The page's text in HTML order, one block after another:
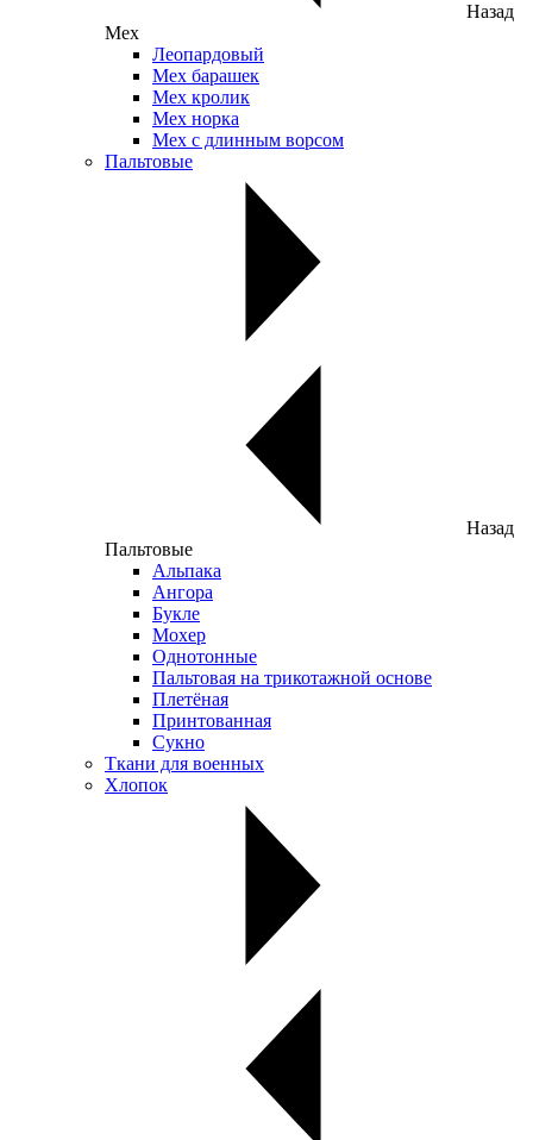
Назад
Мех
Леопардовый
Мех барашек
Мех кролик
Мех норка
Мех с длинным ворсом
Пальтовые
Назад
Пальтовые
Альпака
Ангора
Букле
Мохер
Однотонные
Пальтовая на трикотажной основе
Плетёная
Принтованная
Сукно
Ткани для военных
Хлопок